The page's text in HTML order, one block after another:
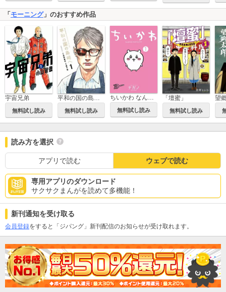
「 モーニング」のおすすめ作品
宇宙兄弟
無料試し読み 無料試し読み
ちいかわ なんか小さくてかわいいやつ
無料試し読み
「壇蜜」
無料試し読み
望
読み方を選択
アプリで読む ウェブで読む
専用アプリのダウンロード
サクサクまんがを読めて多機能！
新刊通知を受け取る
会員登録をすると「ジパング」新刊配信のお知らせが受け取れます。